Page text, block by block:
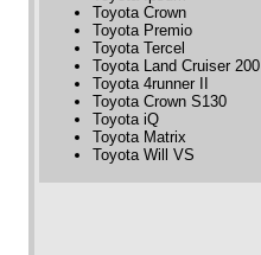
Toyota Crown
Toyota Premio
Toyota Tercel
Toyota Land Cruiser 200
Toyota 4runner II
Toyota Crown S130
Toyota iQ
Toyota Matrix
Toyota Will VS